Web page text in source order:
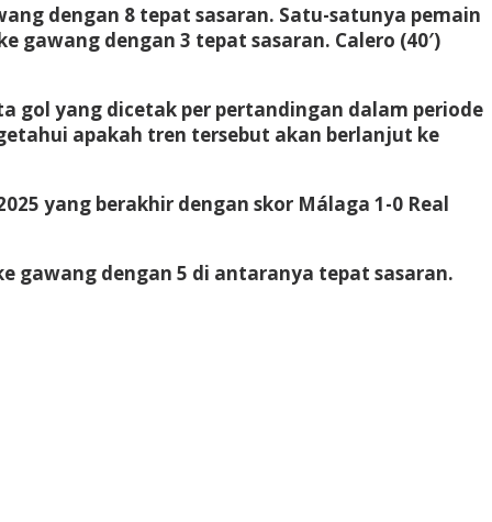
dengan 8 tepat sasaran. Satu-satunya pemain
gawang dengan 3 tepat sasaran. Calero (40′)
gol yang dicetak per pertandingan dalam periode
apakah tren tersebut akan berlanjut ke
yang berakhir dengan skor Málaga 1-0 Real
gawang dengan 5 di antaranya tepat sasaran.